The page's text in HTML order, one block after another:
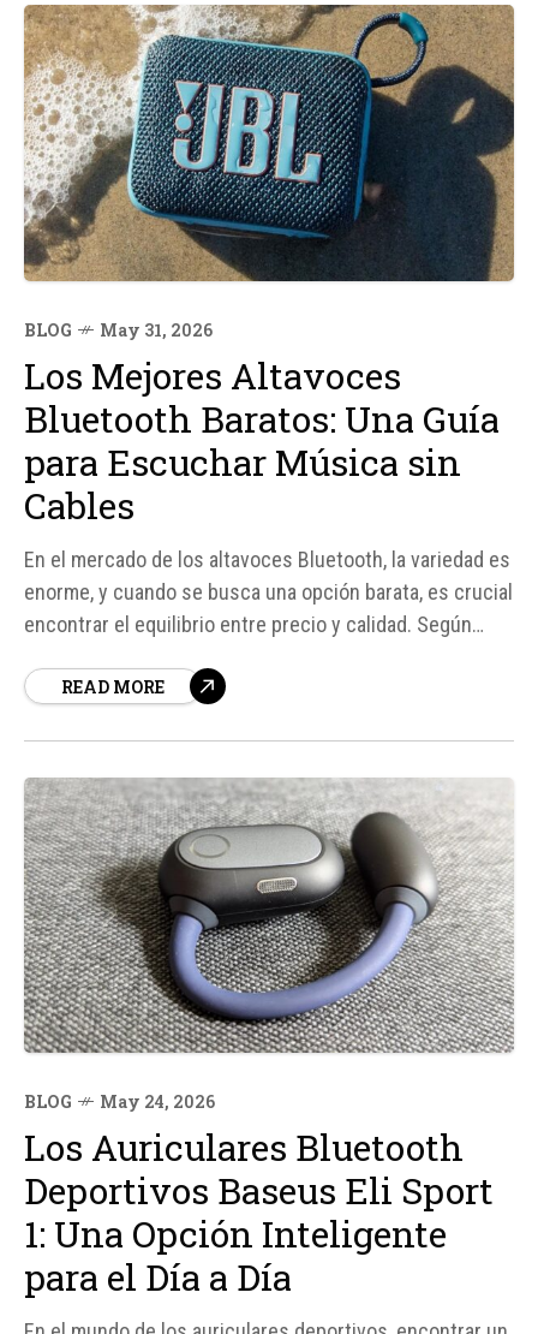
BLOG May 31, 2026
Los Mejores Altavoces
Bluetooth Baratos: Una Guía
para Escuchar Música sin
Cables
En el mercado de los altavoces Bluetooth, la variedad es
enorme, y cuando se busca una opción barata, es crucial
encontrar el equilibrio entre precio y calidad. Según
ofrecen una excelente relación calidad-precio,
READ MORE
BLOG May 24, 2026
Los Auriculares Bluetooth
Deportivos Baseus Eli Sport
1: Una Opción Inteligente
para el Día a Día